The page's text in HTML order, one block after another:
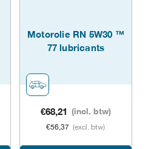
productpagina
de
Motorolie RN 5W30 ™
77 lubricants
€68,21 (incl. btw)
€56,37 (excl. btw)